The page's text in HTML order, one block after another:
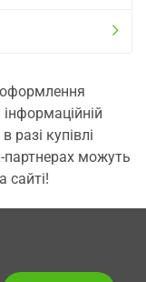
оформлення
разі купівлі
партнерах можуть
сайті!